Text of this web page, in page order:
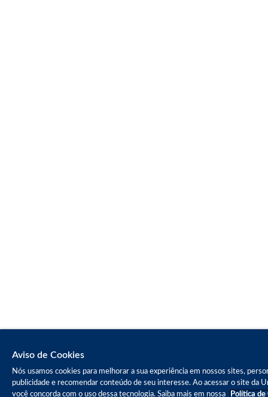
Aviso de Cookies
Nós usamos cookies para melhorar a sua experiência em nossos sites,
publicidade e recomendar conteúdo de seu interesse. Ao acessar o site da
você concorda com o uso dessa tecnologia. Saiba mais em nossa
Política de